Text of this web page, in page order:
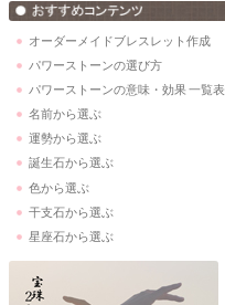
オーダーメイドブレスレット作成
パワーストーンの選び方
パワーストーンの意味・効果 一覧表
名前から選ぶ
運勢から選ぶ
誕生石から選ぶ
色から選ぶ
干支石から選ぶ
星座石から選ぶ